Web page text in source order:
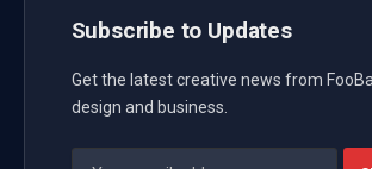
Subscribe to Updates
Get the latest creative news from
design and business.